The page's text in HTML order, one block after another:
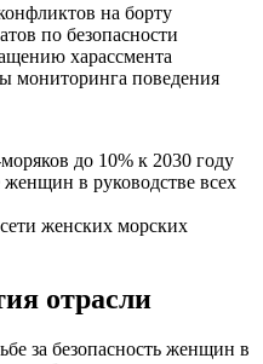
на борту
по безопасности
харассмента
мониторинга поведения
до 10% к 2030 году
женщин в руководстве всех
женских морских
отрасли
за безопасность женщин в